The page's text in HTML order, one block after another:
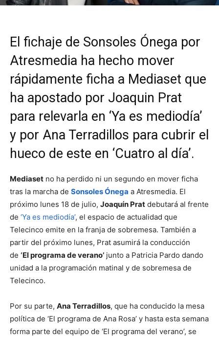
El fichaje de Sonsoles Ónega por
Atresmedia ha hecho mover
rápidamente ficha a Mediaset que
ha apostado por Joaquin Prat
para relevarla en ‘Ya es mediodía’
y por Ana Terradillos para cubrir el
hueco de este en ‘Cuatro al día’.
Mediaset no ha perdido ni un segundo en mover ficha
tras la marcha de Sonsoles Ónega a Atresmedia. El
próximo lunes 18 de julio, Joaquín Prat debutará al frente
de ‘Ya es mediodía’, el espacio de actualidad que
Telecinco emite en la franja de sobremesa. También a
partir del próximo lunes, Prat asumirá la conducción
de ‘El programa de verano’ junto a Patricia Pardo dando
unidad a la programación matinal y de sobremesa de
Telecinco.
Por su parte, Ana Terradillos, que ha conducido la mesa
política de ‘El programa de Ana Rosa’ y hasta esta semana
forma parte del equipo de ‘El programa del verano’, se